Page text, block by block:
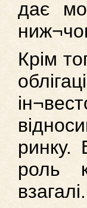
дає
Крім
ринку.
роль
взагалі.